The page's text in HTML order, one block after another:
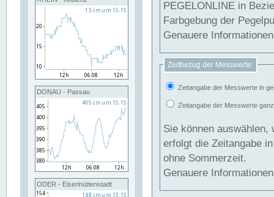
DONAU - Passau
ODER - Eisenhüttenstadt
PEGELONLINE in Beziehung
Farbgebung der
Genauere
Zeitbezug der Messwerte:
Zeitangabe der Messwerte in
Zeitangabe der Messwerte
Sie können auswählen,
erfolgt die Zeitangabe
ohne Sommerzeit.
Genauere